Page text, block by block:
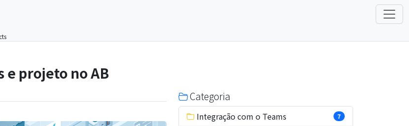
e projeto no AB
Categoria
Integração com o Teams 7